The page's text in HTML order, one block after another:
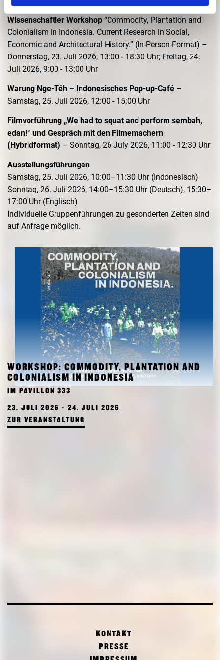
Wissenschaftler Workshop “Commodity, Plantation and
Colonialism in Indonesia. Current Research in Social,
Economic and Architectural History.” (In-Person-Format) –
Donnerstag, 23. Juli 2026, 13:00 - 18:30 Uhr; Freitag, 24.
Juli 2026, 9:00 - 13:00 Uhr
Warung Nge-Téh – Indonesisches Pop-up-Café –
Samstag, 25. Juli 2026, 12:00 - 15:00 Uhr
Filmvorführung „We had to squat and perform sembah,
edan!“ und Gespräch mit den Filmemachern
(Hybridformat) – Sonntag, 26 July 2026, 11:00 - 12:30 Uhr
Ausstellungsführungen
Samstag, 25. Juli 2026, 10:00–11:30 Uhr (Indonesisch)
Sonntag, 26. Juli 2026, 14:00–15:30 Uhr (Deutsch), 15:30–
17:00 Uhr (Englisch)
Individuelle Gruppenführungen zu gesonderten Zeiten sind
auf Anfrage möglich.
WORKSHOP: COMMODITY, PLANTATION AND
COLONIALISM IN INDONESIA
IM PAVILLON 333
23. JULI 2026 - 24. JULI 2026
ZUR VERANSTALTUNG
KONTAKT
PRESSE